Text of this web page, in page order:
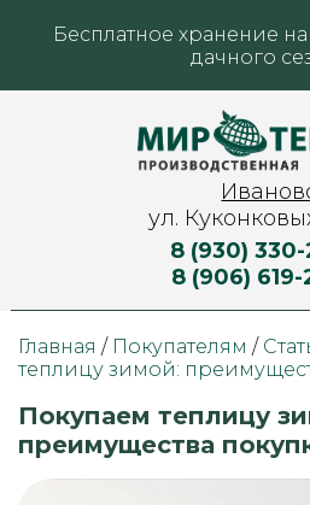
Бесплатное хранение
дачного
ул.
8 (930)
8 (906)
Главная / Покупателям /
теплицу зимой:
Покупаем теплицу
преимущества